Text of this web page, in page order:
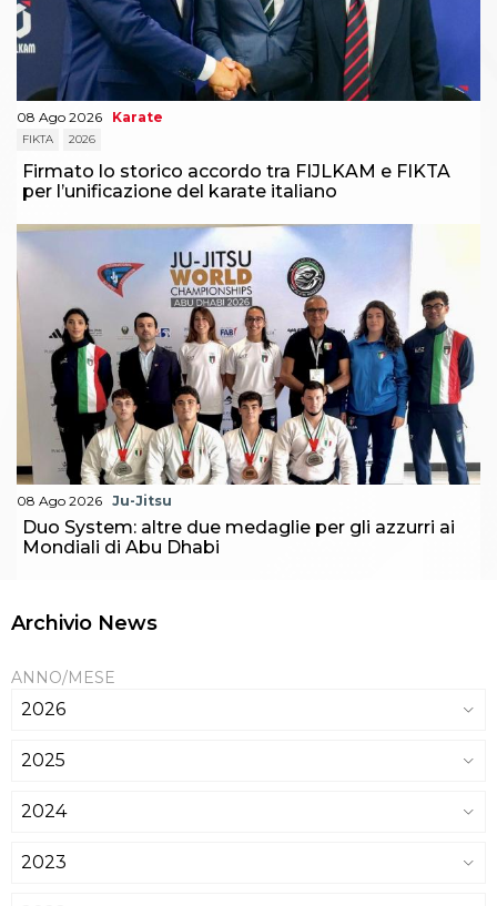
08 Ago 2026 Karate
FIKTA 2026
Firmato lo storico accordo tra FIJLKAM e FIKTA
per l’unificazione del karate italiano
08 Ago 2026 Ju-Jitsu
Duo System: altre due medaglie per gli azzurri ai
Mondiali di Abu Dhabi
Archivio News
ANNO/MESE
2026
2025
2024
2023